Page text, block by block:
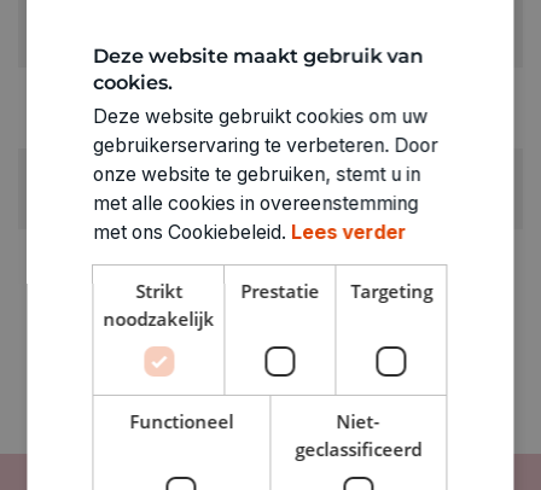
Dobbelstenen en toebehoren
GEWICHT
0.085kg
ARTIKELNUMMER
3200020
Deze website maakt gebruik van
cookies.
Deze website gebruikt cookies om uw
gebruikerservaring te verbeteren. Door
onze website te gebruiken, stemt u in
met alle cookies in overeenstemming
met ons Cookiebeleid. Lees verder
Strikt
noodzakelijk
Prestatie Targeting
Functioneel
Niet-
geclassificeerd